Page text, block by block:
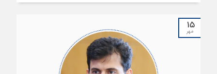
۱۵
مهر